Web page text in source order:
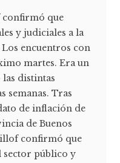
confirmó que
y judiciales a la
encuentros con
martes. Era un
distintas
semanas. Tras
de inflación de
de Buenos
confirmó que
sector público y